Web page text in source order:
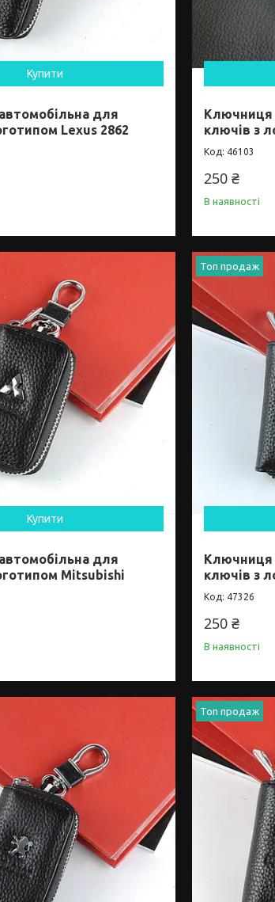
Купити
для
Lexus 2862
Ключниця
ключів з
46103
250 ₴
В наявності
Купити
для
Mitsubishi
Топ продаж
Ключниця
ключів з
47326
250 ₴
В наявності
Топ продаж